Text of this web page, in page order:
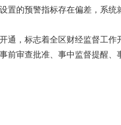
置的预警指标存在偏差，系
，标志着全区财经监督工作
前审查批准、事中监督提醒